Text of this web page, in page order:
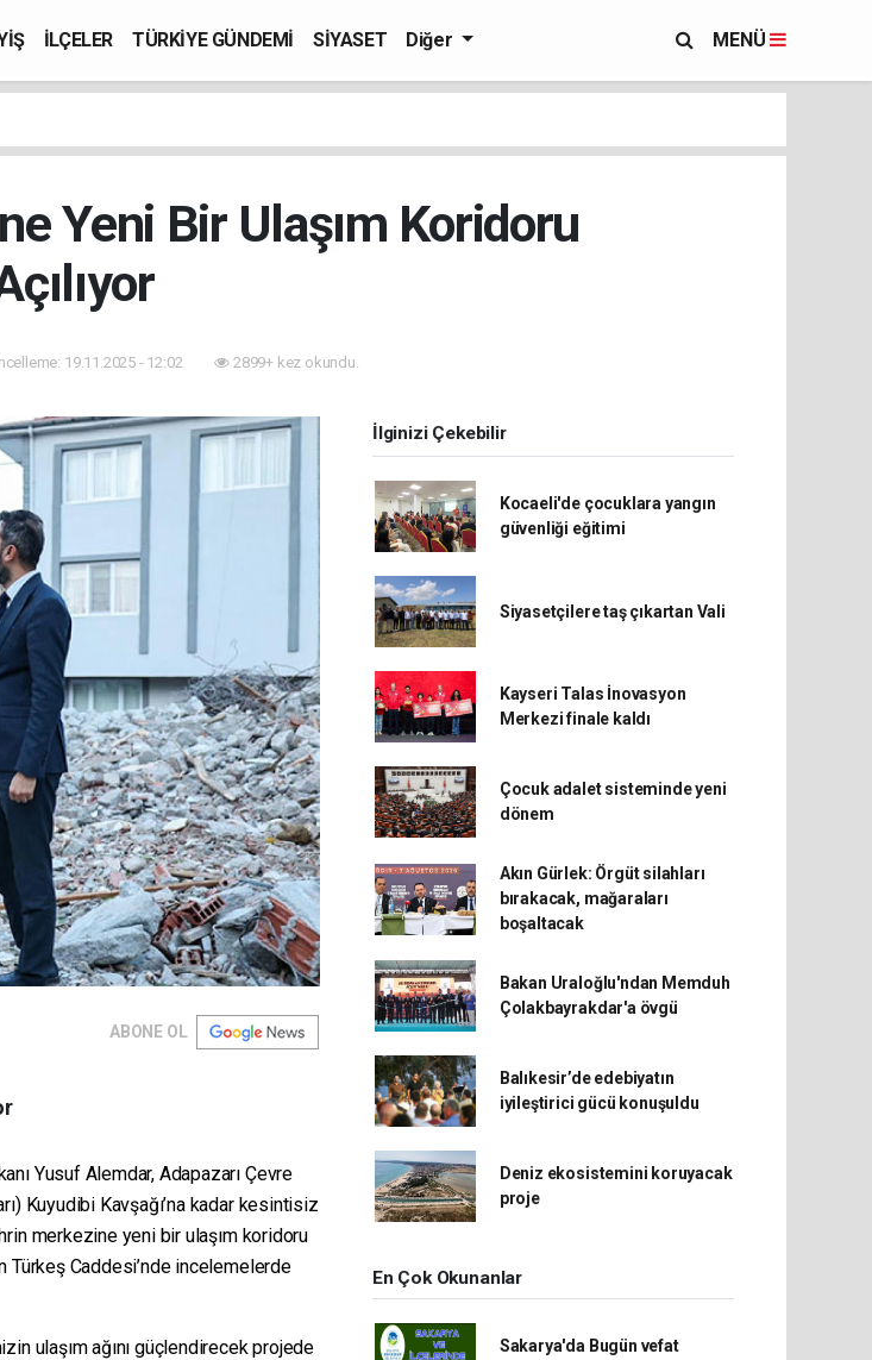
İLÇELER TÜRKİYE GÜNDEMİ SİYASET Diğer MENÜ
Yeni Bir Ulaşım Koridoru
19.11.2025 - 12:02 2899+ kez okundu.
ABONE OL
Yusuf Alemdar, Adapazarı Çevre
Kuyudibi Kavşağı’na kadar kesintisiz
merkezine yeni bir ulaşım koridoru
Türkeş Caddesi’nde incelemelerde
ulaşım ağını güçlendirecek projede
İlginizi Çekebilir
Kocaeli'de çocuklara yangın
güvenliği eğitimi
Siyasetçilere taş çıkartan Vali
Kayseri Talas İnovasyon
Merkezi finale kaldı
Çocuk adalet sisteminde yeni
dönem
Akın Gürlek: Örgüt silahları
bırakacak, mağaraları
boşaltacak
Bakan Uraloğlu'ndan Memduh
Çolakbayrakdar'a övgü
Balıkesir’de edebiyatın
iyileştirici gücü konuşuldu
Deniz ekosistemini koruyacak
proje
En Çok Okunanlar
Sakarya'da Bugün vefat